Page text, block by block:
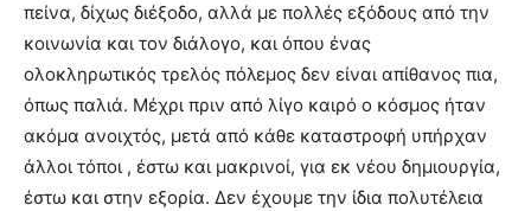
πείνα, δίχως διέξοδο, αλλά με πολλές εξόδους από την
κοινωνία και τον διάλογο, και όπου ένας
ολοκληρωτικός τρελός πόλεμος δεν είναι απίθανος πια,
όπως παλιά. Μέχρι πριν από λίγο καιρό ο κόσμος ήταν
ακόμα ανοιχτός, μετά από κάθε καταστροφή υπήρχαν
άλλοι τόποι , έστω και μακρινοί, για εκ νέου δημιουργία,
έστω και στην εξορία. Δεν έχουμε την ίδια πολυτέλεια